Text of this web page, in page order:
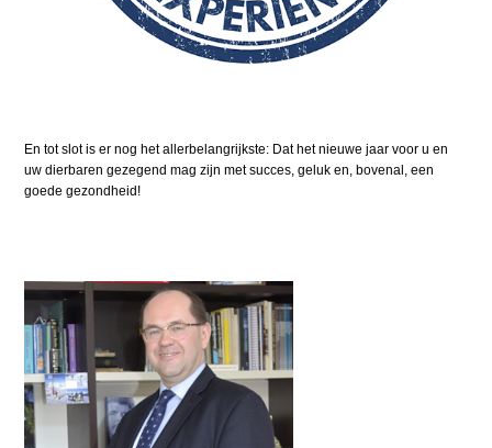
En tot slot is er nog het allerbelangrijkste: Dat het nieuwe jaar voor u en
uw dierbaren gezegend mag zijn met succes, geluk en, bovenal, een
goede gezondheid!